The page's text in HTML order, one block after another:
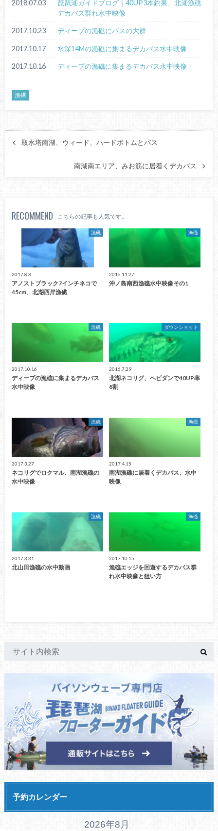
2018.07.03
琵琶湖ガイドブログ｜40UP3本釣果、北湖漁礁
デカバス群れ水中映像
2017.10.23 ディープの漁礁にバスの大群
2017.10.17 水深14Mの漁礁に集まるデカバス水中映像
2017.10.16 ディープの漁礁に集まるデカバス水中映像
漁礁
取水塔南湖、ウィード、ハードボトムとバス
南湖南エリア、みお筋に居着くデカバス
RECOMMEND こちらの記事も人気です。
漁礁
2017.8.3
アノストブラック7インチネコで
45cm、北湖西岸漁礁
漁礁
2016.11.27
沖ノ島南西漁礁水中映像その1
漁礁
2017.10.16
ディープの漁礁に集まるデカバス
水中映像
ダウンショット
2016.7.29
北湖ネコリグ、ヘビダンで40UP率
8割
漁礁
2017.3.27
ネコリグでロクマル、南湖漁礁の
水中映像
漁礁
2017.4.15
南湖漁礁に居着くデカバス、水中
映像
漁礁
2017.3.31
北山田漁礁の水中動画
漁礁
2017.10.15
漁礁エッジを回遊するデカバス群
れ水中映像と狙い方
予約カレンダー
2026年8月